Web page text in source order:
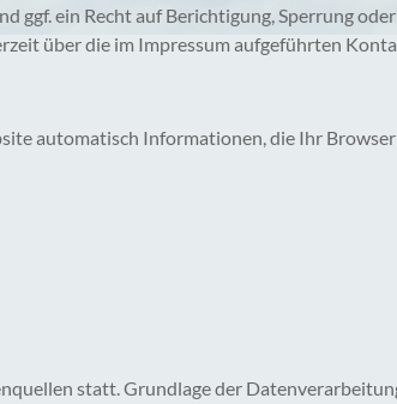
ggf. ein Recht auf Berichtigung, Sperrung
über die im Impressum aufgeführten
automatisch Informationen, die Ihr
statt. Grundlage der